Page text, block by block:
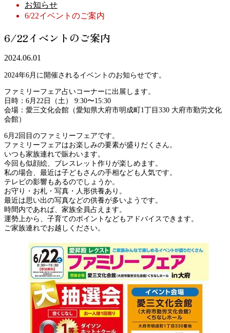
お知らせ
6/22イベントのご案内
6/22イベントのご案内
2024.06.01
2024年6月に開催されるイベントのお知らせです。
ファミリーフェア占いコーナーに出展します。
日時：6月22日（土） 9:30〜15:30
会場：愛三文化会館（愛知県大府市明成町1丁目330 大府市勤労文化
会館）
6月2回目のファミリーフェアです。
ファミリーフェアはお楽しみの要素が盛りだくさん。
いつも家族連れで賑わいます。
今回も似顔絵、ブレスレット作りが楽しめます。
私の場合、最近は子どもさんの手相なども人気です。
テレビの影響もあるのでしょうか。
お守り・お札・写真・人形供養あり。
最近は思い出の写真などの供養が多いようです。
時間内であれば、家族全員占えます。
運勢上から、子育てのポイントなどもアドバイスできます。
ご家族連れでお越しください。